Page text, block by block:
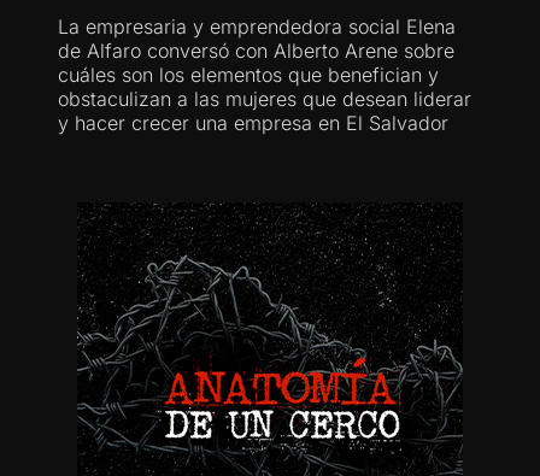
La empresaria y emprendedora social Elena
de Alfaro conversó con Alberto Arene sobre
cuáles son los elementos que benefician y
obstaculizan a las mujeres que desean liderar
y hacer crecer una empresa en El Salvador